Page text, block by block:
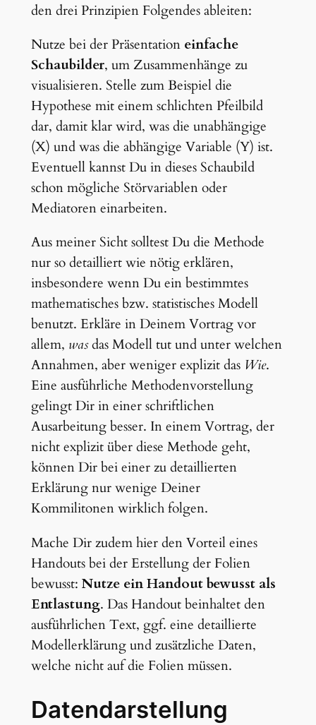
den drei Prinzipien Folgendes ableiten:
Nutze bei der Präsentation einfache
Schaubilder, um Zusammenhänge zu
visualisieren. Stelle zum Beispiel die
Hypothese mit einem schlichten Pfeilbild
dar, damit klar wird, was die unabhängige
(X) und was die abhängige Variable (Y) ist.
Eventuell kannst Du in dieses Schaubild
schon mögliche Störvariablen oder
Mediatoren einarbeiten.
Aus meiner Sicht solltest Du die Methode
nur so detailliert wie nötig erklären,
insbesondere wenn Du ein bestimmtes
mathematisches bzw. statistisches Modell
benutzt. Erkläre in Deinem Vortrag vor
allem, wasdas Modell tut und unter welchen
Annahmen, aber weniger explizit das Wie.
Eine ausführliche Methodenvorstellung
gelingt Dir in einer schriftlichen
Ausarbeitung besser. In einem Vortrag, der
nicht explizit über diese Methode geht,
können Dir bei einer zu detaillierten
Erklärung nur wenige Deiner
Kommilitonen wirklich folgen.
Mache Dir zudem hier den Vorteil eines
Handouts bei der Erstellung der Folien
bewusst: Nutze ein Handout bewusst als
Entlastung. Das Handout beinhaltet den
ausführlichen Text, ggf. eine detaillierte
Modellerklärung und zusätzliche Daten,
welche nicht auf die Folien müssen.
Datendarstellung